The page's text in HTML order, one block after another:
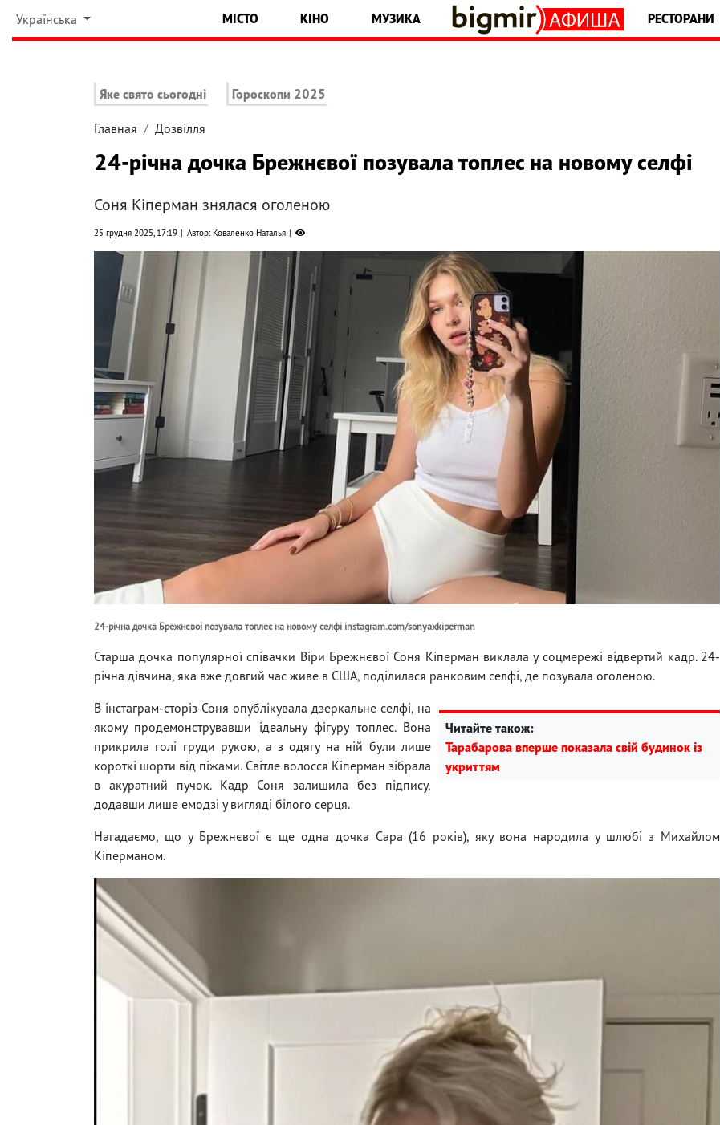
Українська МІСТО КІНО МУЗИКА РЕСТОРАНИ
Яке свято сьогодні Гороскопи 2025
Главная Дозвілля
24-річна дочка Брежнєвої позувала топлес на новому селфі
Соня Кіперман знялася оголеною
25 грудня 2025, 17:19 Автор: Коваленко Наталья
24-річна дочка Брежнєвої позувала топлес на новому селфі instagram.com/sonyaxkiperman
Старша дочка популярної співачки Віри Брежнєвої Соня Кіперман виклала у соцмережі відвертий кадр. 24-
річна дівчина, яка вже довгий час живе в США, поділилася ранковим селфі, де позувала оголеною.
Читайте також:
Тарабарова вперше показала свій будинок із
укриттям
В інстаграм-сторіз Соня опублікувала дзеркальне селфі, на
якому продемонструвавши ідеальну фігуру топлес. Вона
прикрила голі груди рукою, а з одягу на ній були лише
короткі шорти від піжами. Світле волосся Кіперман зібрала
в акуратний пучок. Кадр Соня залишила без підпису,
додавши лише емодзі у вигляді білого серця.
Нагадаємо, що у Брежнєвої є ще одна дочка Сара (16 років), яку вона народила у шлюбі з Михайлом
Кіперманом.